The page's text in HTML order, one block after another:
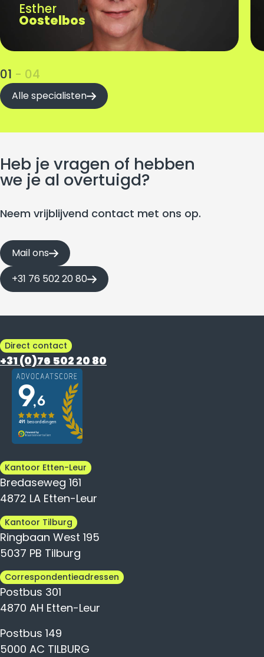
Esther
Oostelbos
01 - 04
Alle specialisten
Heb je vragen of hebben
we je al overtuigd?
Neem vrijblijvend contact met ons op.
Mail ons
+31 76 502 20 80
Direct contact
+31 (0)76 502 20 80
Kantoor Etten-Leur
Bredaseweg 161
4872 LA Etten-Leur
Kantoor Tilburg
Ringbaan West 195
5037 PB Tilburg
Correspondentieadressen
Postbus 301
4870 AH Etten-Leur
Postbus 149
5000 AC TILBURG